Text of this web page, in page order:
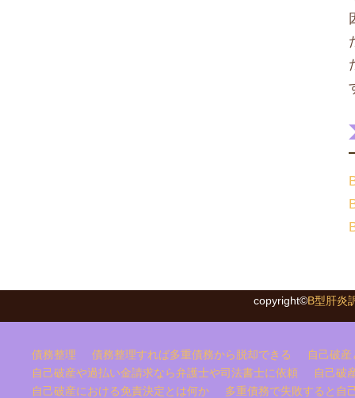
copyright©B型肝炎
債務整理 債務整理すれば多重債務から脱却できる
自己破
自己破産や過払い金請求なら弁護士や司法書士に依頼
自己破
自己破産における免責決定とは何か
多重債務で失敗すると自